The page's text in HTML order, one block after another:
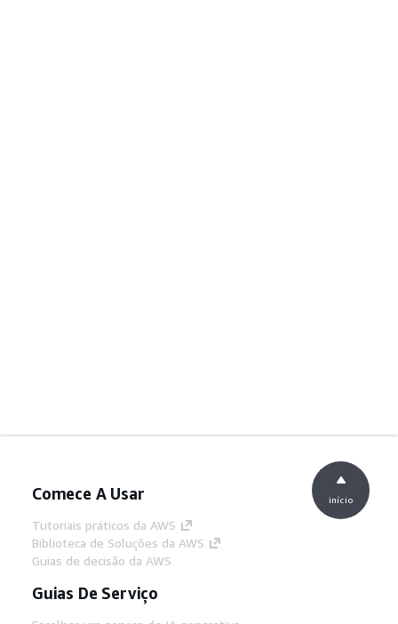
Comece A Usar
Tutoriais práticos da AWS
Biblioteca de Soluções da AWS
Guias de decisão da AWS
Guias De Serviço
início